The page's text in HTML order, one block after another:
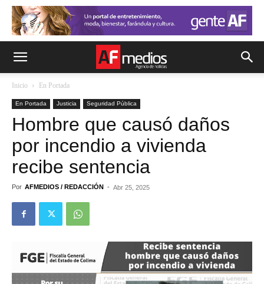
Inicio En Portada
En Portada Justicia Seguridad Pública
Hombre que causó daños
por incendio a vivienda
recibe sentencia
Por AFMEDIOS / REDACCIÓN - Abr 25, 2025